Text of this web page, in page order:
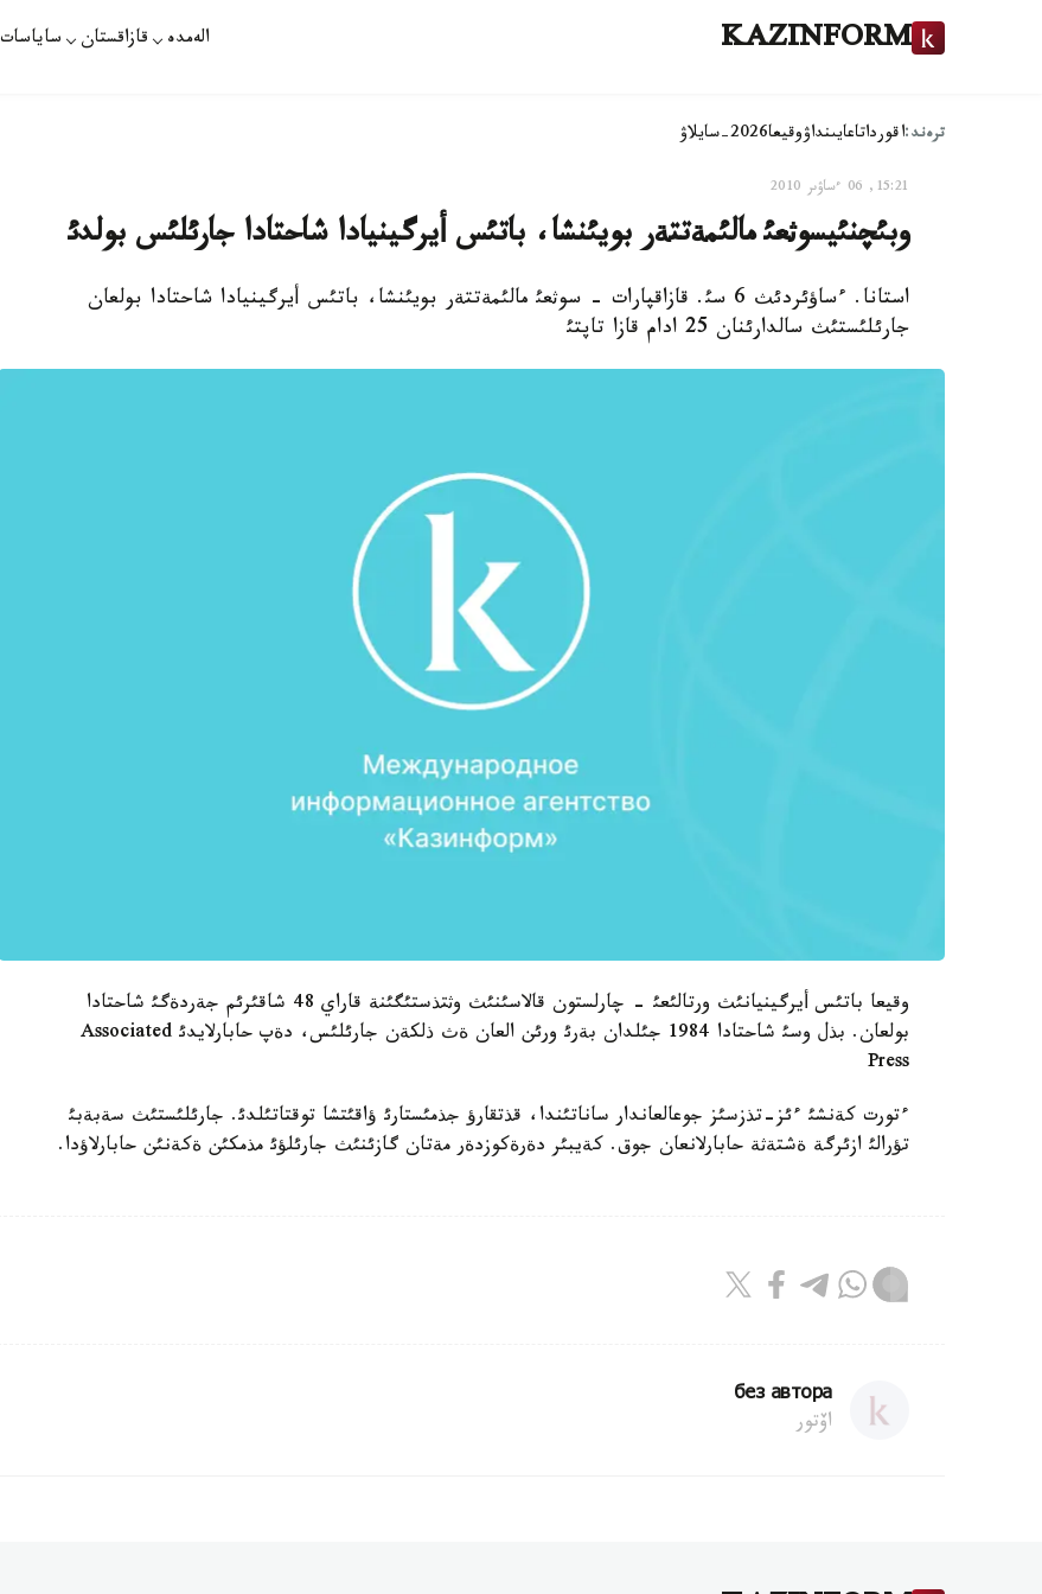
KAZINFORM الەمدە قازاقستان ساياسات
ترەند:اقورداتاعايىنداۋوقيعا2026-سايلاۋ
15:21, 06 ءساۋىر 2010
وبئچنئيسوثعئ مالئمةتتةر بويئنشا، باتئس أيرگينيادا شاحتادا جارئلئس بولدئ
استانا. ءساؤئردئث 6 سئ. قازاقپارات - سوثعئ مالئمةتتةر بويئنشا، باتئس أيرگينيادا شاحتادا بولعان
جارئلئستئث سالدارئنان 25 ادام قازا تاپتئ
وقيعا باتئس أيرگينيانئث ورتالئعئ - چارلستون قالاسئنئث وثتذستئگئنة قاراي 48 شاقئرئم جةردةگئ شاحتادا
بولعان. بذل وسئ شاحتادا 1984 جئلدان بةرئ ورئن العان ةث ذلكةن جارئلئس، دةپ حابارلايدئ Associated
Press
ءتورت كةنشئ ءئز-تذزسئز جوعالعاندار ساناتئندا، قذتقارؤ جذمئستارئ ؤاقئتشا توقتاتئلدئ. جارئلئستئث سةبةبئ
تؤرالئ ازئرگة ةشتةثة حابارلانعان جوق. كةيبئر دةرةكوزدةر مةتان گازئنئث جارئلؤئ مذمكئن ةكةنئن حابارلاؤدا.
без автора
اۆتور